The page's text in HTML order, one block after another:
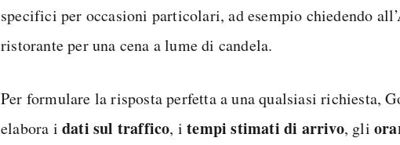
specifici per occasioni particolari, ad esempio chiedendo
ristorante per una cena a lume di candela.
Per formulare la risposta perfetta a una qualsiasi richiesta,
elabora i dati sul traffico, itempi stimati di arrivo, gli